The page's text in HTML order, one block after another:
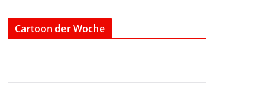
Cartoon der Woche